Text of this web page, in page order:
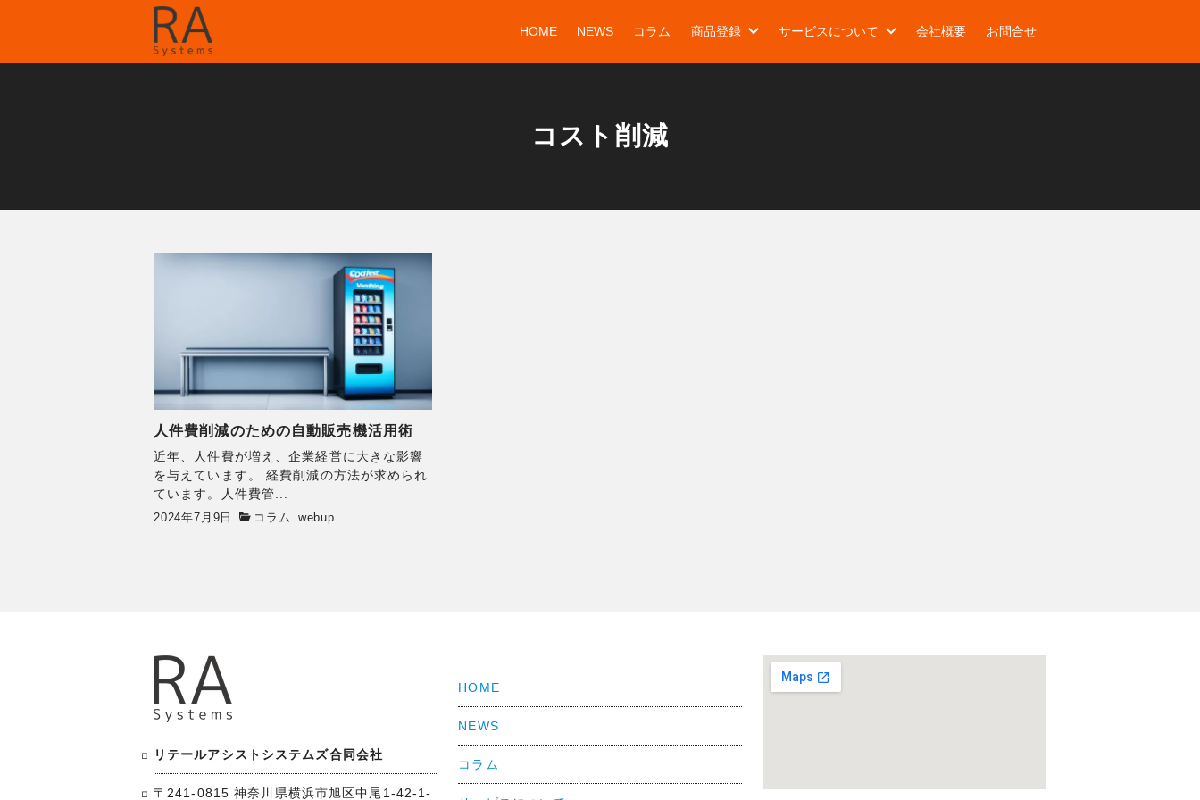
HOME NEWS コラム 商品登録 サービスについて 会社概要 お問合せ
コスト削減
人件費削減のための自動販売機活用術
近年、人件費が増え、企業経営に大きな影響
を与えています。 経費削減の方法が求められ
ています。人件費管...
2024年7月9日
コラム webup
リテールアシストシステムズ合同会社
〒241-0815 神奈川県横浜市旭区中尾1-42-1-
HOME
NEWS
コラム